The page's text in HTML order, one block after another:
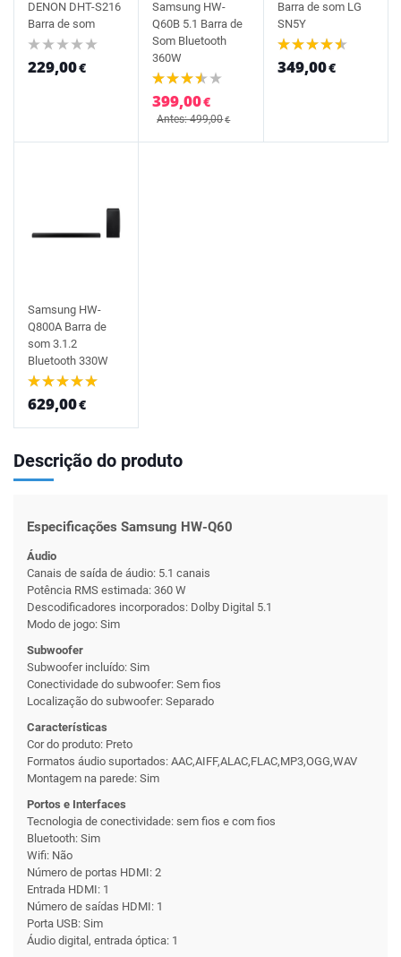
DENON DHT-S216
Barra de som
229,00€
Samsung HW-
Q60B 5.1 Barra de
Som Bluetooth
360W
399,00€
Antes: 499,00€
Barra de som LG
SN5Y
349,00€
Samsung HW-
Q800A Barra de
som 3.1.2
Bluetooth 330W
629,00€
Descrição do produto
Especificações Samsung HW-Q60
Áudio
Canais de saída de áudio: 5.1 canais
Potência RMS estimada: 360 W
Descodificadores incorporados: Dolby Digital 5.1
Modo de jogo: Sim
Subwoofer
Subwoofer incluído: Sim
Conectividade do subwoofer: Sem fios
Localização do subwoofer: Separado
Características
Cor do produto: Preto
Formatos áudio suportados: AAC,AIFF,ALAC,FLAC,MP3,OGG,WAV
Montagem na parede: Sim
Portos e Interfaces
Tecnologia de conectividade: sem fios e com fios
Bluetooth: Sim
Wifi: Não
Número de portas HDMI: 2
Entrada HDMI: 1
Número de saídas HDMI: 1
Porta USB: Sim
Áudio digital, entrada óptica: 1